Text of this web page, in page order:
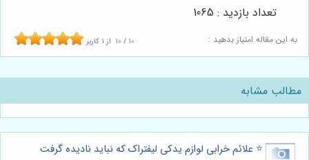
به این مقاله امتیاز بدهید : 10 / 10 از 1 کاربر
تعداد بازدید : 1065
مطالب مشابه
⭐️ علائم خرابی لوازم یدکی لیفتراک که نباید نادیده گرفت